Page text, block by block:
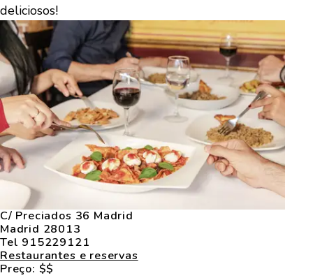
deliciosos!
C/ Preciados 36 Madrid
Madrid 28013
Tel 915229121
Restaurantes e reservas
Preço: $$